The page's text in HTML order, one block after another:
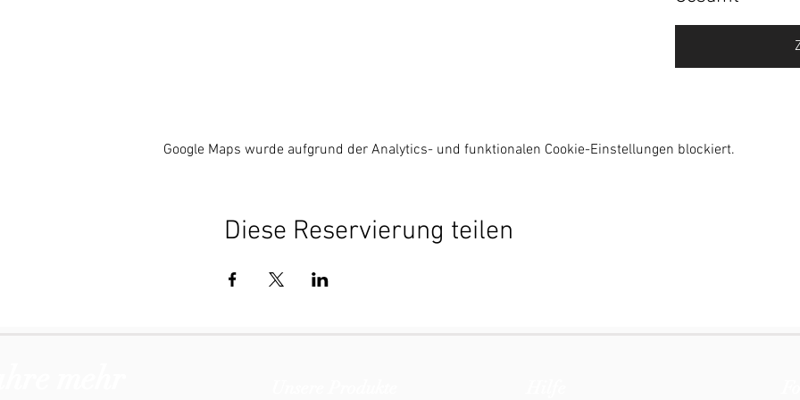
Google Maps wurde aufgrund der Analytics- und funktionalen Cookie-Einstellungen blockiert.
Diese Reservierung teilen